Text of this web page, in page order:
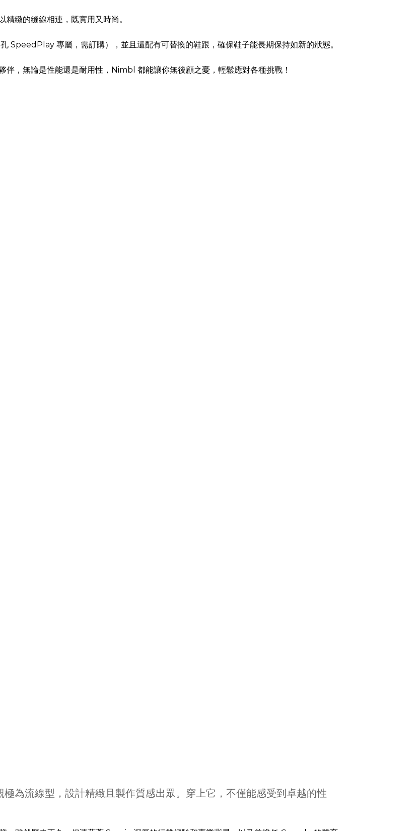
緻的縫線相連，既實用又時尚。
SpeedPlay 專屬，需訂購），並且還配有可替換的鞋跟，確保鞋子能長期保持如新的狀態。
伴，無論是性能還是耐用性，Nimbl 都能讓你無後顧之憂，輕鬆應對各種挑戰！
為流線型，設計精緻且製作質感出眾。穿上它，不僅能感受到卓越的性